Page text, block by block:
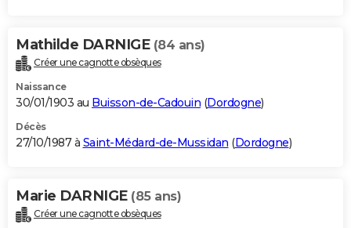
Mathilde DARNIGE (84 ans)
Créer une cagnotte obsèques
Naissance
30/01/1903 au Buisson-de-Cadouin (Dordogne)
Décès
27/10/1987 à Saint-Médard-de-Mussidan (Dordogne)
Marie DARNIGE (85 ans)
Créer une cagnotte obsèques